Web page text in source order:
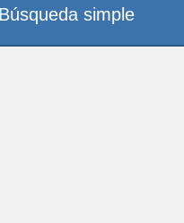
Búsqueda simple